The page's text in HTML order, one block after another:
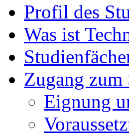
Profil des
Was ist
Zugang zum
Eignung